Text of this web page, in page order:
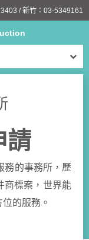
/ 新竹： 03-5349161
請
務的事務所，歷
商標案，世界能
的服務。